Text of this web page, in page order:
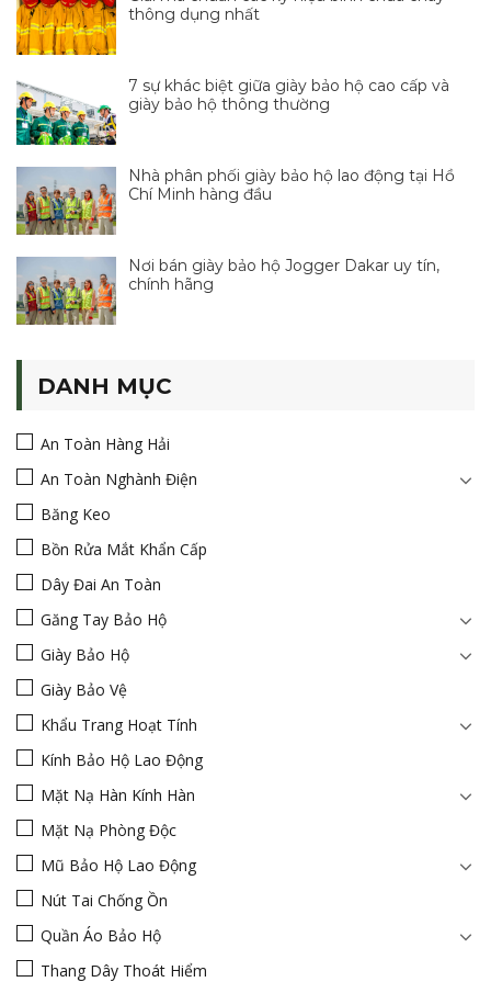
thông dụng nhất
7 sự khác biệt giữa giày bảo hộ cao cấp và
giày bảo hộ thông thường
Nhà phân phối giày bảo hộ lao động tại Hồ
Chí Minh hàng đầu
Nơi bán giày bảo hộ Jogger Dakar uy tín,
chính hãng
DANH MỤC
An Toàn Hàng Hải
An Toàn Nghành Điện
Băng Keo
Bồn Rửa Mắt Khẩn Cấp
Dây Đai An Toàn
Găng Tay Bảo Hộ
Giày Bảo Hộ
Giày Bảo Vệ
Khẩu Trang Hoạt Tính
Kính Bảo Hộ Lao Động
Mặt Nạ Hàn Kính Hàn
Mặt Nạ Phòng Độc
Mũ Bảo Hộ Lao Động
Nút Tai Chống Ồn
Quần Áo Bảo Hộ
Thang Dây Thoát Hiểm